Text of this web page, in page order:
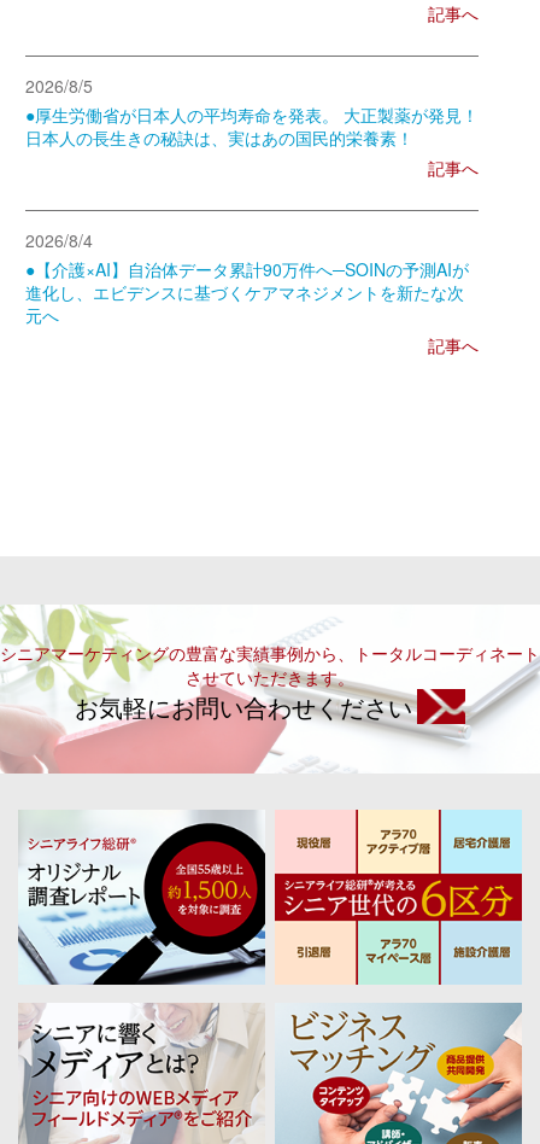
記事へ
2026/8/5
●厚生労働省が日本人の平均寿命を発表。 大正製薬が発見！
日本人の長生きの秘訣は、実はあの国民的栄養素！
記事へ
2026/8/4
●【介護×AI】自治体データ累計90万件へ─SOINの予測AIが
進化し、エビデンスに基づくケアマネジメントを新たな次
元へ
記事へ
シニアマーケティングの豊富な実績事例から、トータルコーディネート
させていただきます。
お気軽にお問い合わせください